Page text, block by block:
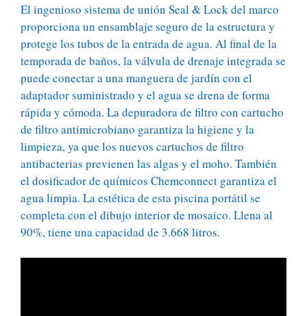
El ingenioso sistema de unión Seal & Lock del marco
proporciona un ensamblaje seguro de la estructura y
protege los tubos de la entrada de agua. Al final de la
temporada de baños, la válvula de drenaje integrada se
puede conectar a una manguera de jardín con el
adaptador suministrado y el agua se drena de forma
rápida y cómoda. La depuradora de filtro con cartucho
de filtro antimicrobiano garantiza la higiene y la
limpieza, ya que los nuevos cartuchos de filtro
antibacterias previenen las algas y el moho. También
el dosificador de químicos Chemconnect garantiza el
agua limpia. La estética de esta piscina portátil se
completa con el dibujo interior de mosaico. Llena al
90%, tiene una capacidad de 3.668 litros.